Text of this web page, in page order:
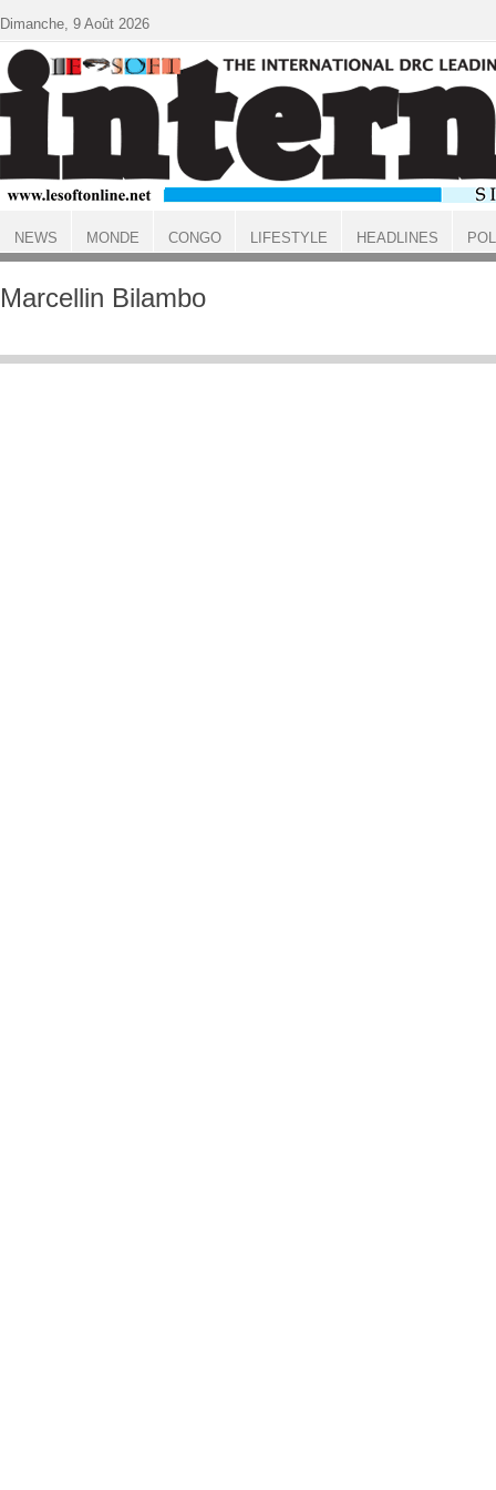
ACCUEIL
Marcellin Bilambo
Dimanche, 9 Août 2026
NEWS MONDE CONGO LIFESTYLE HEADLINES